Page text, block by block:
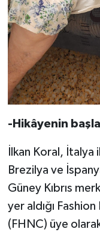
-Hikâyenin
İlkan Koral,
Brezilya ve
Güney Kıbrıs
yer aldığı
(FHNC) üye